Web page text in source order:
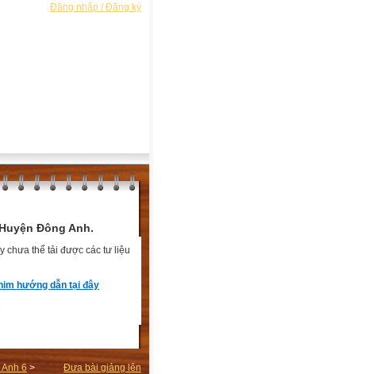
Đăng nhập / Đăng ký
Đông Anh.
chưa thể tải được các tư liệu
hướng dẫn tại đây
Đưa bài giảng lên
6 >